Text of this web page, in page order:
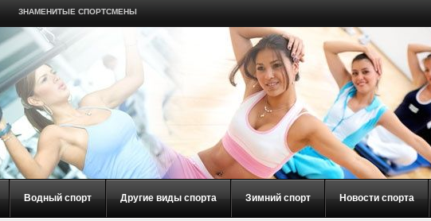
ЗНАМЕНИТЫЕ СПОРТСМЕНЫ
Водный спорт Другие виды спорта Зимний спорт Новости спорта